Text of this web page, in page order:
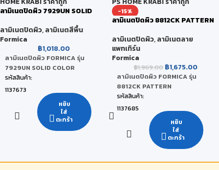
หน่วยนับ:
สถานะสินค้า:
สินค้าพร้อมส่ง (จัดส่งภายใน 2-5 วัน)
หน่วยนับ:
แผ่น
สินค้าพร้อมส่ง (จัดส่งภายใน 2-5 วัน)
ลามิเนตปิดผิว 7929UN SOLID
ลามิเนตปิดผิว,ลามิเนตสีพื้น
Formica
฿1,018.00
ลามิเนตปิดผิว FORMICA รุ่น
7929UN SOLID COLOR
รหัสสินค้า:
1137673
FORMICA
122 x 244 x 0.08 CM
หยิบ
ใส่
ตะกร้า
-15%
ลามิเนตปิดผิว 8812CK PATTERN
ลามิเนตปิดผิว,ลามิเนตลาย
แพทเทิร์น
Formica
฿1,969.00 ฿1,675.00
ลามิเนตปิดผิว FORMICA รุ่น
8812CK PATTERN
รหัสสินค้า:
1137685
FORMICA
หยิบ
ใส่
ตะกร้า